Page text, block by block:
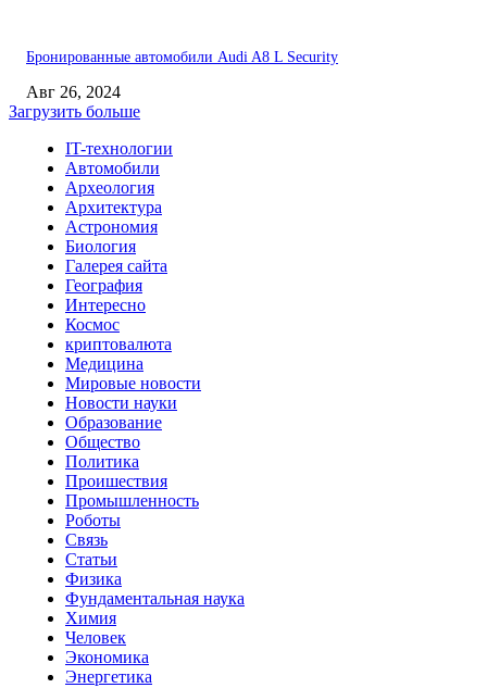
Бронированные автомобили Audi A8 L Security
Авг 26, 2024
Загрузить больше
IT-технологии
Автомобили
Археология
Архитектура
Астрономия
Биология
Галерея сайта
География
Интересно
Космос
криптовалюта
Медицина
Мировые новости
Новости науки
Образование
Общество
Политика
Проишествия
Промышленность
Роботы
Связь
Статьи
Физика
Фундаментальная наука
Химия
Человек
Экономика
Энергетика